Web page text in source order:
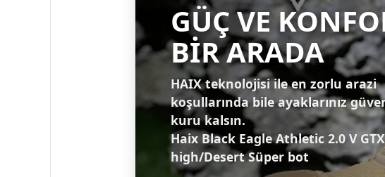
GÜÇ VE
BİR ARADA
HAIX teknolojisi ile en zorlu arazi
koşullarında bile ayaklarınız
kuru kalsın.
Haix Black Eagle Athletic 2.0 V GTX
high/Desert Süper bot